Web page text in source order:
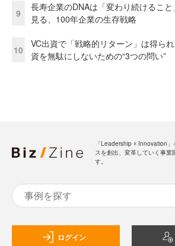
9
長寿企業のDNAは「変わり続けるこ
見る、100年企業の生存戦略
10
VC出資で「戦略的リターン」は得ら
資を無駄にしないための“3つの問い”
「Leadership ☓ Innovation
スを創出、変革していく事
す。
ログイン